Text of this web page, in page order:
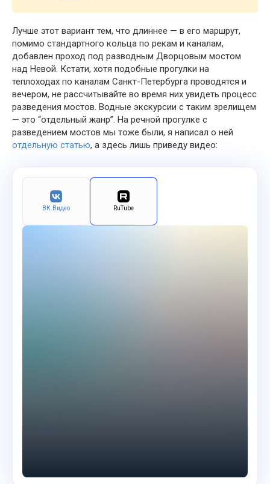
Лучше этот вариант тем, что длиннее — в его маршрут,
помимо стандартного кольца по рекам и каналам,
добавлен проход под разводным Дворцовым мостом
над Невой. Кстати, хотя подобные прогулки на
теплоходах по каналам Санкт-Петербурга проводятся и
вечером, не рассчитывайте во время них увидеть процесс
разведения мостов. Водные экскурсии с таким зрелищем
— это “отдельный жанр”. На речной прогулке с
разведением мостов мы тоже были, я написал о ней
отдельную статью, а здесь лишь приведу видео:
ВК.Видео RuTube